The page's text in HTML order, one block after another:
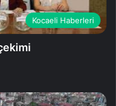
Kocaeli Haberleri